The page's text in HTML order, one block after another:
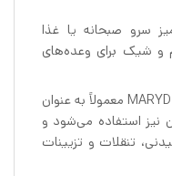
سرو صبحانه یا غذا
شیک برای وعده‌های
میز قهوه: میز عسلی طوسی ایکیا MARYD معمولاً به عنوان
نیز استفاده می‌شود و
تنقلات و تزیینات